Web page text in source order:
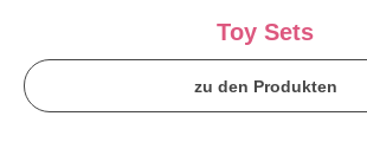
Toy Sets
zu den Produkten